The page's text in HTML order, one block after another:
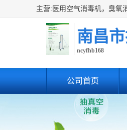
南昌
ncyfhb168
公司首页